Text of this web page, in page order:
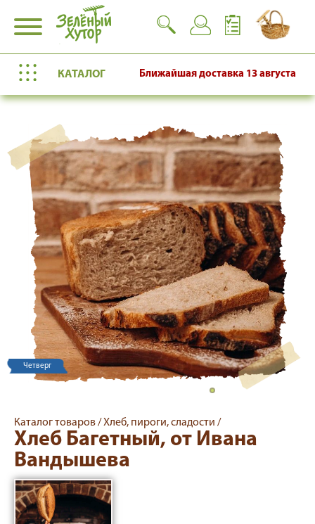
КАТАЛОГ Ближайшая доставка 13 августа
Четверг
Каталог товаров /Хлеб, пироги, сладости /
Хлеб Багетный, от Ивана
Вандышева